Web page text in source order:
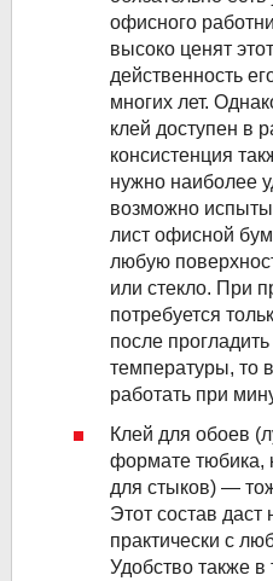
офисного
высоко ценят
действенность
многих лет.
клей доступен в
консистенция
нужно наиболее
возможно
лист офисной
любую
или стекло. При
потребуется
после
температуры, то
работать при
Клей для обоев
формате тюбика,
для стыков) —
Этот состав
практически с
Удобство также в